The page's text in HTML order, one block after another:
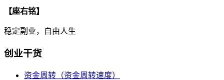
【座右铭】
稳定副业，自由人生
创业干货
资金周转（资金周转速度）